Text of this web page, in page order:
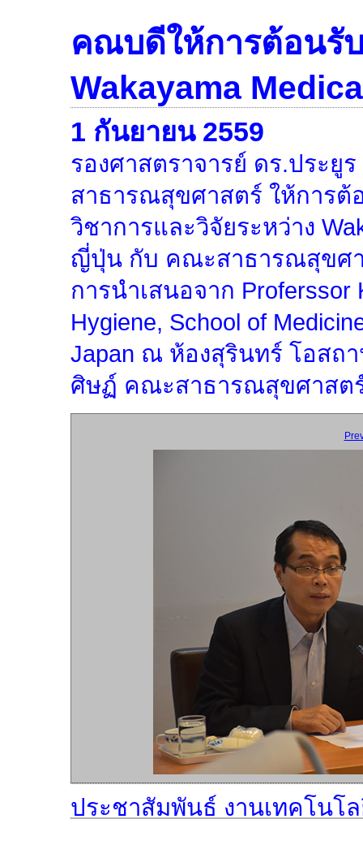
คณบดีให้การต้อนรั
Wakayama
1 กันยายน 2559
รองศาสตราจารย์ ดร.ประ
สาธารณสุขศาสตร์ ให้การต้
วิชาการและวิจัยระหว่าง
ญี่ปุ่น กับ คณะสาธารณสุขศ
การนำเสนอจาก Proferssor
Hygiene, School of
Japan ณ ห้องสุรินทร์ โอสถ
ศิษฏ์ คณะสาธารณสุขศาสต
ประชาสัมพันธ์ งานเทคโนโ